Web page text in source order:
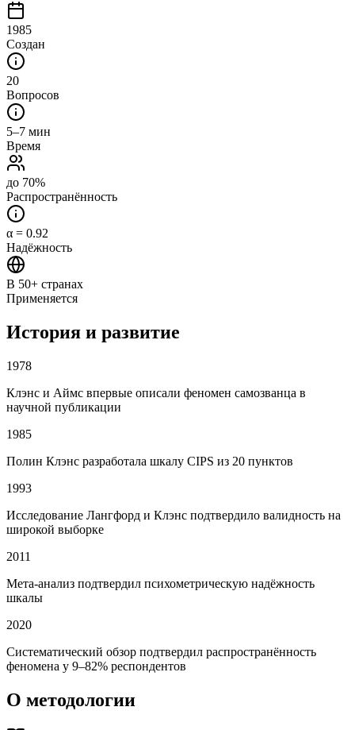
1985
Создан
20
Вопросов
5–7 мин
Время
до 70%
Распространённость
α = 0.92
Надёжность
В 50+ странах
Применяется
История и развитие
1978
Клэнс и Аймс впервые описали феномен самозванца в
научной публикации
1985
Полин Клэнс разработала шкалу CIPS из 20 пунктов
1993
Исследование Лангфорд и Клэнс подтвердило валидность на
широкой выборке
2011
Мета-анализ подтвердил психометрическую надёжность
шкалы
2020
Систематический обзор подтвердил распространённость
феномена у 9–82% респондентов
О методологии